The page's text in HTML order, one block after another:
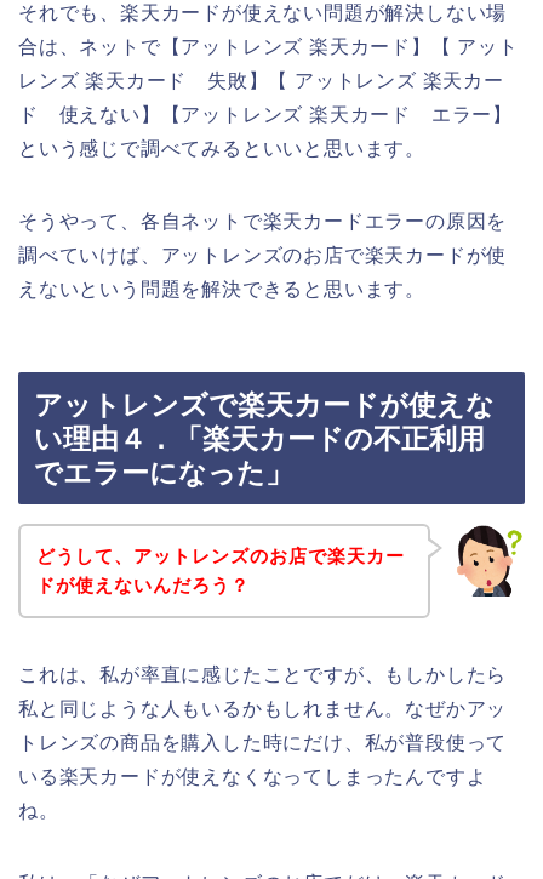
それでも、楽天カードが使えない問題が解決しない場
合は、ネットで【アットレンズ 楽天カード】【 アット
レンズ 楽天カード 失敗】【 アットレンズ 楽天カー
ド 使えない】【アットレンズ 楽天カード エラー】
という感じで調べてみるといいと思います。
そうやって、各自ネットで楽天カードエラーの原因を
調べていけば、アットレンズのお店で楽天カードが使
えないという問題を解決できると思います。
アットレンズで楽天カードが使えな
い理由４．「楽天カードの不正利用
でエラーになった」
どうして、アットレンズのお店で楽天カー
ドが使えないんだろう？
これは、私が率直に感じたことですが、もしかしたら
私と同じような人もいるかもしれません。なぜかアッ
トレンズの商品を購入した時にだけ、私が普段使って
いる楽天カードが使えなくなってしまったんですよ
ね。